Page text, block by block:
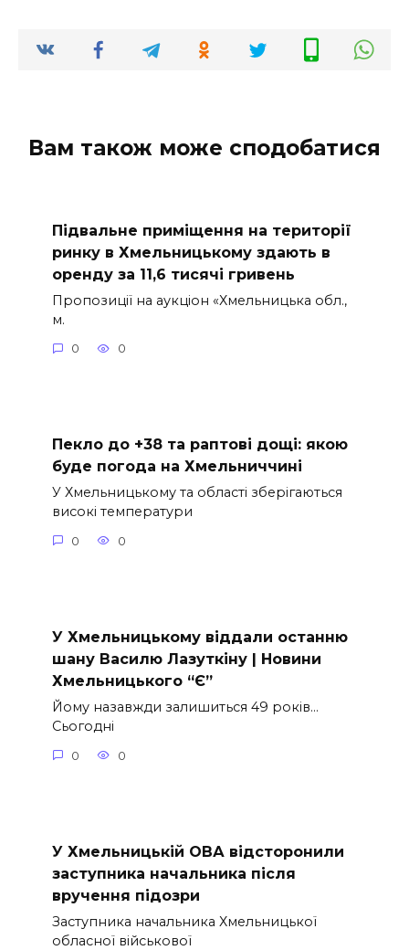
Вам також може сподобатися
Підвальне приміщення на території
ринку в Хмельницькому здають в
оренду за 11,6 тисячі гривень
Пропозиції на аукціон «Хмельницька обл.,
м.
0 0
Пекло до +38 та раптові дощі: якою
буде погода на Хмельниччині
У Хмельницькому та області зберігаються
високі температури
0 0
У Хмельницькому віддали останню
шану Василю Лазуткіну | Новини
Хмельницького “Є”
Йому назавжди залишиться 49 років…
Сьогодні
0 0
У Хмельницькій ОВА відсторонили
заступника начальника після
вручення підозри
Заступника начальника Хмельницької
обласної військової